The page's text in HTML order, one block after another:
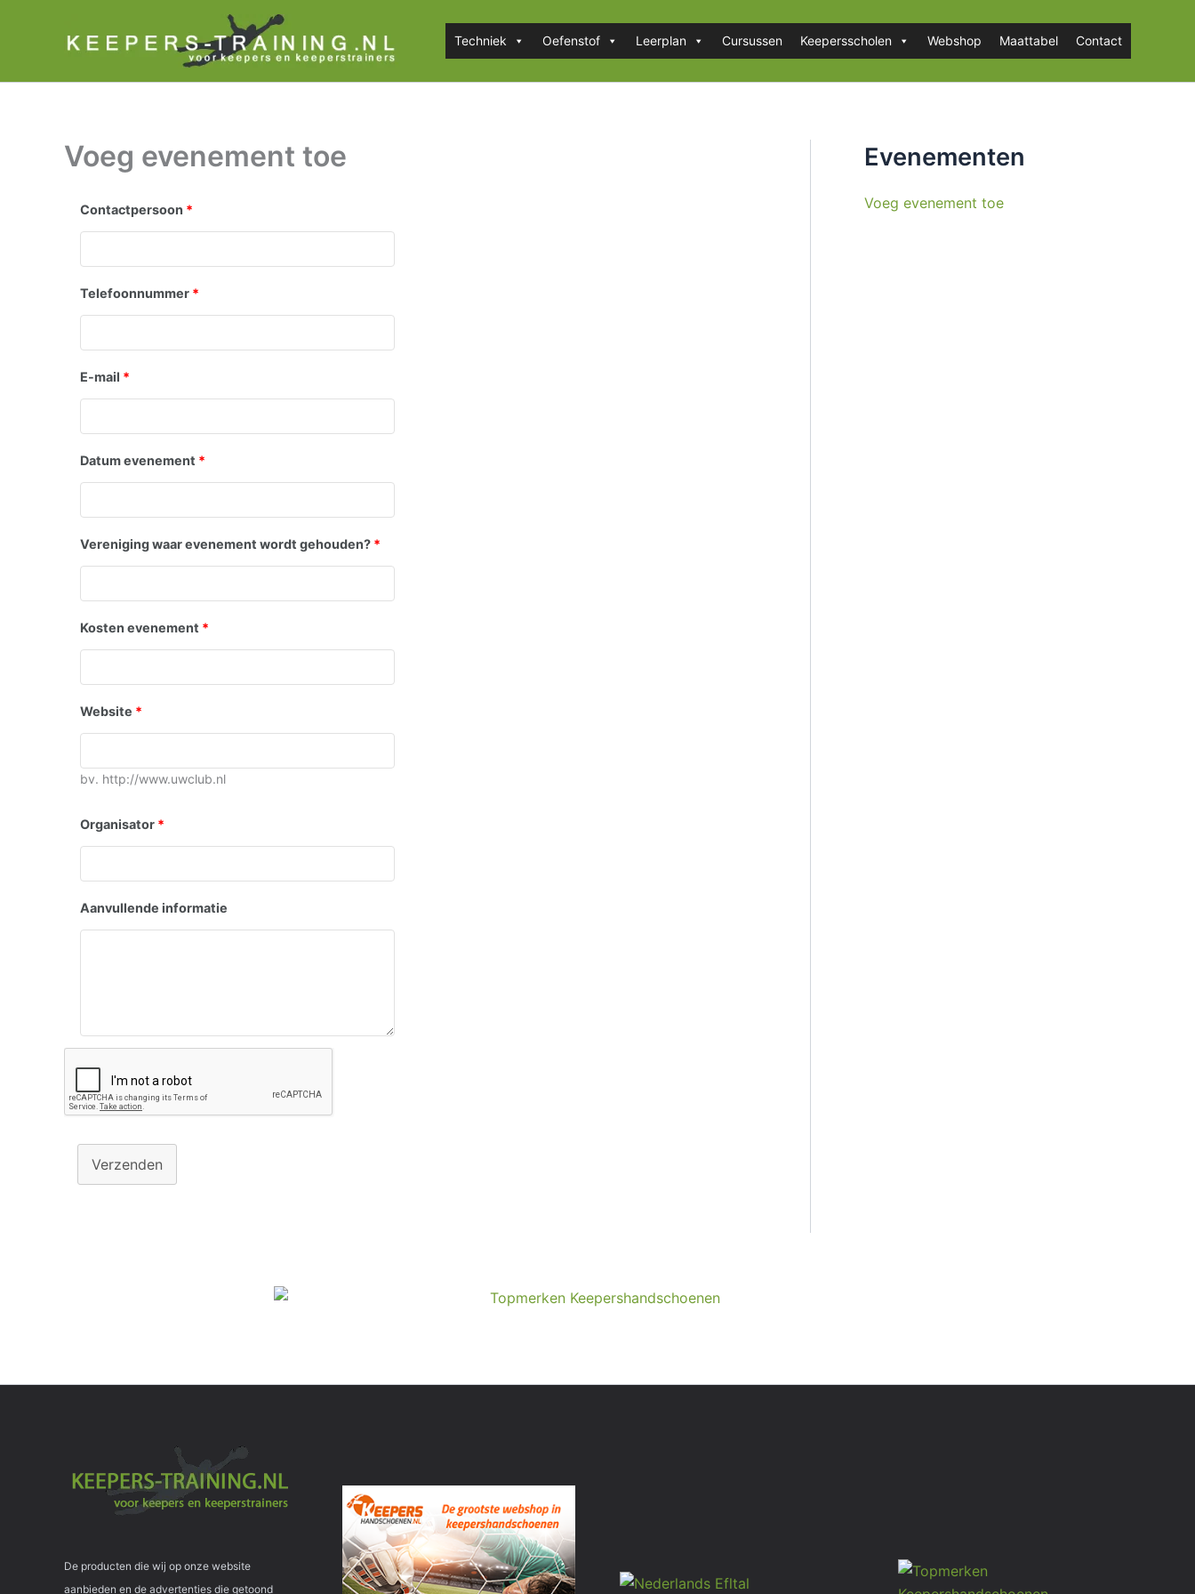
inhoud
Techniek Oefenstof Leerplan Cursussen Keepersscholen Webshop Maattabel Contact
Voeg evenement toe
Contactpersoon *
Telefoonnummer *
E-mail *
Datum evenement *
Vereniging waar evenement wordt gehouden? *
Kosten evenement *
Website *
bv. http://www.uwclub.nl
Organisator *
Aanvullende informatie
Verzenden
Evenementen
Voeg evenement toe
De producten die wij op onze website
aanbieden en de advertenties die getoond